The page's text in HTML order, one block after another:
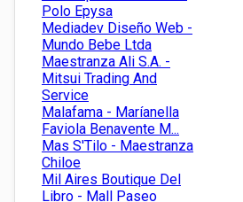
Polo Epysa
Mediadev Diseño Web -
Mundo Bebe Ltda
Maestranza Ali S.A. -
Mitsui Trading And
Service
Malafama - Maríanella
Faviola Benavente M...
Mas S'Tilo - Maestranza
Chiloe
Mil Aires Boutique Del
Libro - Mall Paseo